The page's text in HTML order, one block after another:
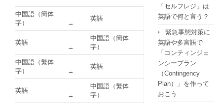
中国語（簡体
字）
→
英語
英語
→
中国語（簡体
字）
中国語（繁体
字）
→
英語
英語
→
中国語（繁体
字）
「セルフレジ」は
英語で何と言う？
緊急事態対策に
英語や多言語で
「コンティンジェ
ンシープラン
（Contingency
Plan）」を作って
おこう